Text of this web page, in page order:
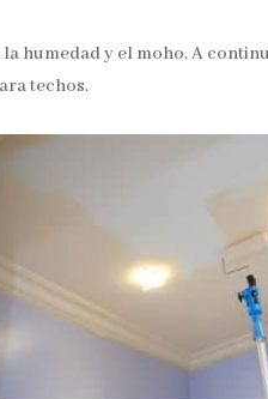
humedad y el moho. A
techos.